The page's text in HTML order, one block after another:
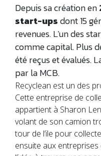
Depuis sa création en
start-upsdont 15
revenues. L’un des
comme capital. Plus
été reçus et évalués.
par la MCB.
Recyclean est un des
Cette entreprise de
appartient à Sharon
volant de son camion
tour de l’ile pour
ensuite aux entreprises